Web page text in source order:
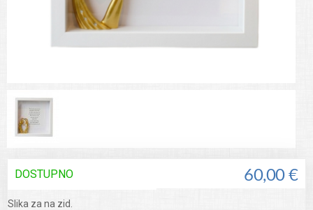
60,00 €
DOSTUPNO
Slika za na zid.